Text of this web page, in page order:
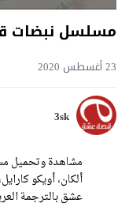
مسلسل نبضات
23 أغسطس 2020
3sk
عشق بالترجمة